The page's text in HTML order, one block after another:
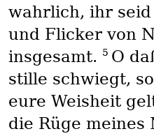
wahrlich, ihr
und Flicker von
insgesamt. 5 O
stille schwiegt,
eure Weisheit
die Rüge meines